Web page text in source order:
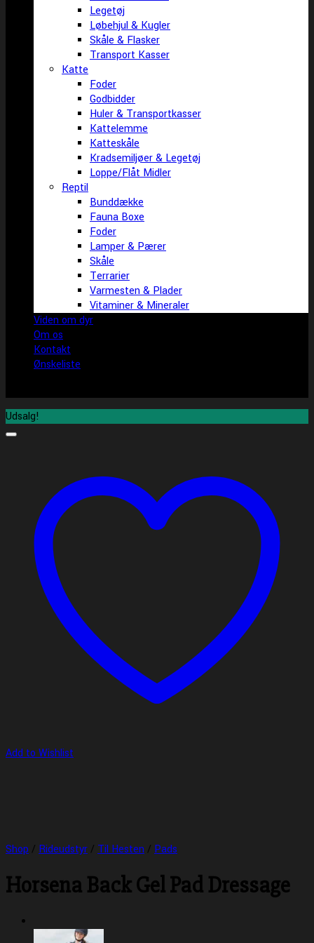
Legetøj
Løbehjul & Kugler
Skåle & Flasker
Transport Kasser
Katte
Foder
Godbidder
Huler & Transportkasser
Kattelemme
Katteskåle
Kradsemiljøer & Legetøj
Loppe/Flåt Midler
Reptil
Bunddække
Fauna Boxe
Foder
Lamper & Pærer
Skåle
Terrarier
Varmesten & Plader
Vitaminer & Mineraler
Viden om dyr
Om os
Kontakt
Ønskeliste
Udsalg!
Add to Wishlist
Shop / Rideudstyr / Til Hesten / Pads
Horsena Back Gel Pad Dressage